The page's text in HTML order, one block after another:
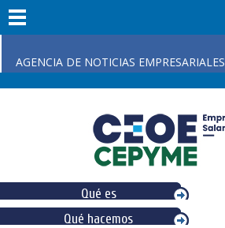
AGENCIA DE NOTICIAS EMPRESARIALES
Qué es
Qué hacemos